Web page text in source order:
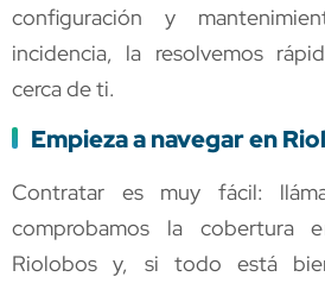
configuración y
incidencia, la resolvemos
cerca de ti.
Empieza a navegar en
Contratar es muy fácil:
comprobamos la cobertura
Riolobos y, si todo está